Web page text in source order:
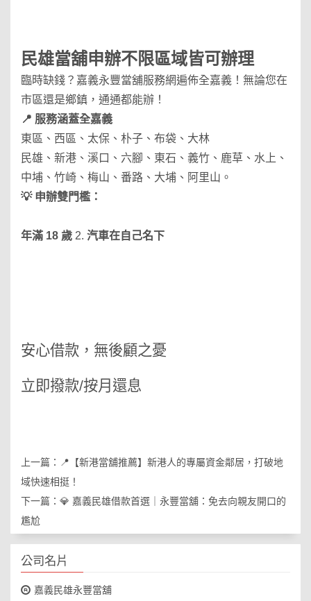
民雄當舖申辦不限區域皆可辦理
臨時缺錢？嘉義永豐當舖服務網遍佈全嘉義！無論您在
市區還是鄉鎮，通通都能辦！
📍 服務涵蓋全嘉義
東區、西區、太保、朴子、布袋、大林
民雄、新港、溪口、六腳、東石、義竹、鹿草、水上、
中埔、竹崎、梅山、番路、大埔、阿里山。
💡 申辦雙門檻：
年滿 18 歲 2. 汽車在自己名下
安心借款，無後顧之憂
立即撥款/按月還息
上一篇： 📍【新港當舖推薦】新港人的專屬資金鄰居，打破地
域快速相挺！
下一篇： 💎 嘉義民雄借款首選｜永豐當舖：免去向親友開口的
尷尬
公司名片
嘉義民雄永豐當舖